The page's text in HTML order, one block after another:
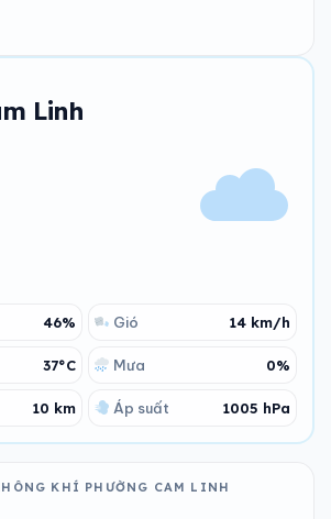
Linh
46% Gió 14 km/h
37°C Mưa 0%
10 km Áp suất 1005 hPa
KHÍ PHƯỜNG CAM LINH